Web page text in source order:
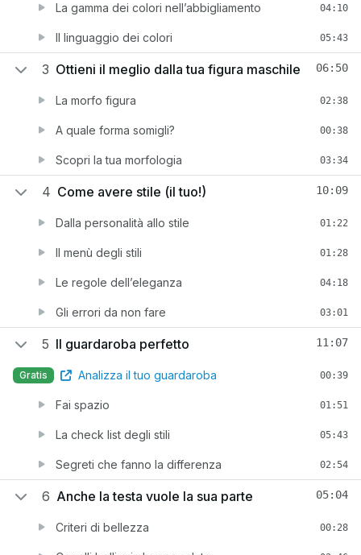
La gamma dei colori nell’abbigliamento 04:10
Il linguaggio dei colori 05:43
3 Ottieni il meglio dalla tua figura maschile 06:50
La morfo figura 02:38
A quale forma somigli? 00:38
Scopri la tua morfologia 03:34
4 Come avere stile (il tuo!) 10:09
Dalla personalità allo stile 01:22
Il menù degli stili 01:28
Le regole dell’eleganza 04:18
Gli errori da non fare 03:01
5 Il guardaroba perfetto 11:07
Gratis Analizza il tuo guardaroba 00:39
Fai spazio 01:51
La check list degli stili 05:43
Segreti che fanno la differenza 02:54
6 Anche la testa vuole la sua parte 05:04
Criteri di bellezza 00:28